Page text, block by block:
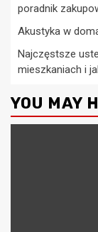
poradnik
Akustyka w
Najczęstsze
mieszkaniach i
YOU MAY